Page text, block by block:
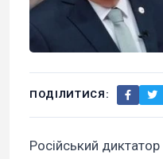
ПОДІЛИТИСЯ:
Російський диктатор